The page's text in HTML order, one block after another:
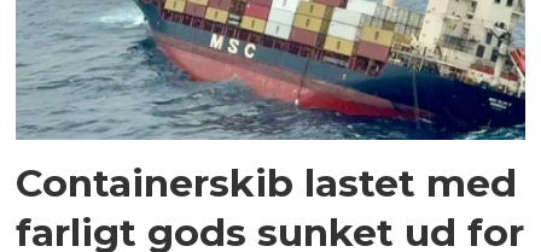
Containerskib lastet med
farligt gods sunket ud for